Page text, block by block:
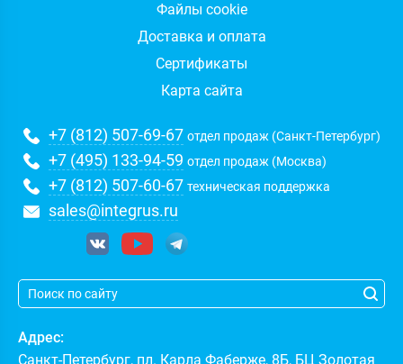
Файлы cookie
Доставка и оплата
Сертификаты
Карта сайта
+7 (812) 507-69-67 отдел продаж (Санкт-Петербург)
+7 (495) 133-94-59 отдел продаж (Москва)
+7 (812) 507-60-67 техническая поддержка
sales@integrus.ru
Адрес:
Санкт-Петербург, пл. Карла Фаберже, 8Б, БЦ Золотая